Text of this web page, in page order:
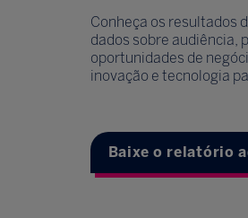
Conheça os resultados
dados sobre audiência,
oportunidades de
inovação e tecnologia
Baixe o relatório